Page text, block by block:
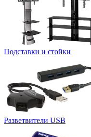
Подставки и стойки
Разветвители USB